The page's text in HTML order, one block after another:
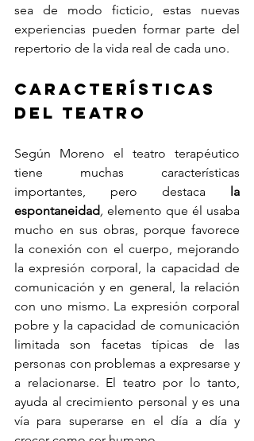
sea de modo ficticio, estas nuevas
experiencias pueden formar parte del
repertorio de la vida real de cada uno.
Características
del teatro
Según Moreno el teatro terapéutico
tiene muchas características
importantes, pero destaca la
espontaneidad, elemento que él usaba
mucho en sus obras, porque favorece
la conexión con el cuerpo, mejorando
la expresión corporal, la capacidad de
comunicación y en general, la relación
con uno mismo. La expresión corporal
pobre y la capacidad de comunicación
limitada son facetas típicas de las
personas con problemas a expresarse y
a relacionarse. El teatro por lo tanto,
ayuda al crecimiento personal y es una
vía para superarse en el día a día y